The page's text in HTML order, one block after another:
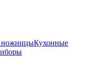
ножницыКухонные